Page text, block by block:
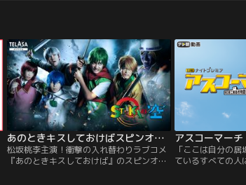
あのときキスしておけばスピンオフドラマ『実写版 SEIKAの空』
松坂桃李主演！衝撃の入れ替わりラブコメ
『あのときキスしておけば』のスピンオフ
アスコーマーチ
「ここは自分の
ているすべての人